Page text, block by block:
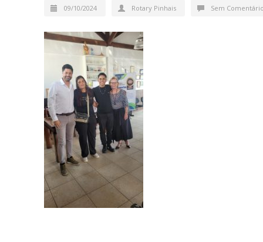
09/10/2024 Rotary Pinhais Sem